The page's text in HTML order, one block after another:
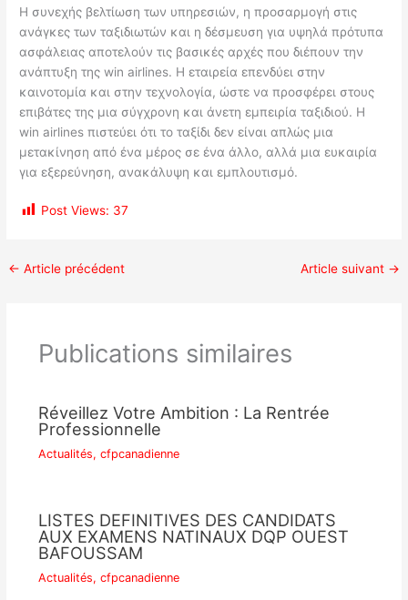
Η συνεχής βελτίωση των υπηρεσιών, η προσαρμογή στις
ανάγκες των ταξιδιωτών και η δέσμευση για υψηλά πρότυπα
ασφάλειας αποτελούν τις βασικές αρχές που διέπουν την
ανάπτυξη της win airlines. Η εταιρεία επενδύει στην
καινοτομία και στην τεχνολογία, ώστε να προσφέρει στους
επιβάτες της μια σύγχρονη και άνετη εμπειρία ταξιδιού. Η
win airlines πιστεύει ότι το ταξίδι δεν είναι απλώς μια
μετακίνηση από ένα μέρος σε ένα άλλο, αλλά μια ευκαιρία
για εξερεύνηση, ανακάλυψη και εμπλουτισμό.
Post Views: 37
← Article précédent Article suivant →
Publications similaires
Réveillez Votre Ambition : La Rentrée
Professionnelle
Actualités, cfpcanadienne
LISTES DEFINITIVES DES CANDIDATS
AUX EXAMENS NATINAUX DQP OUEST
BAFOUSSAM
Actualités, cfpcanadienne